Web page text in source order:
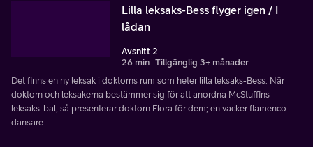
Lilla leksaks-Bess flyger igen / I
lådan
Avsnitt 2
26 min Tillgänglig 3+ månader
Det finns en ny leksak i doktorns rum som heter lilla leksaks-Bess. När
doktorn och leksakerna bestämmer sig för att anordna McStuffins
leksaks-bal, så presenterar doktorn Flora för dem; en vacker flamenco-
dansare.